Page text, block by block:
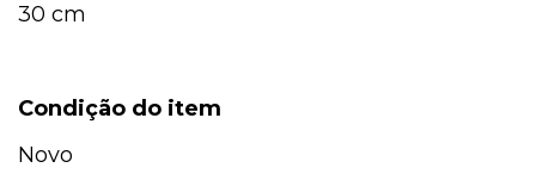
30 cm
Condição do item
Novo